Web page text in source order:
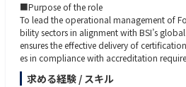
■Purpose of the role
To lead the operational management of
bility sectors in alignment with BSI’s
ensures the effective delivery of
es in compliance with accreditation
ss targets such as revenue, profitability,
tion Manager will secure, develop, and
求める経験 / スキル